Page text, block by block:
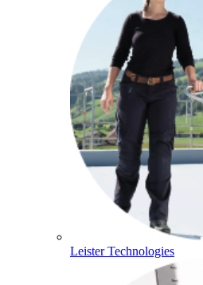
Leister Technologies